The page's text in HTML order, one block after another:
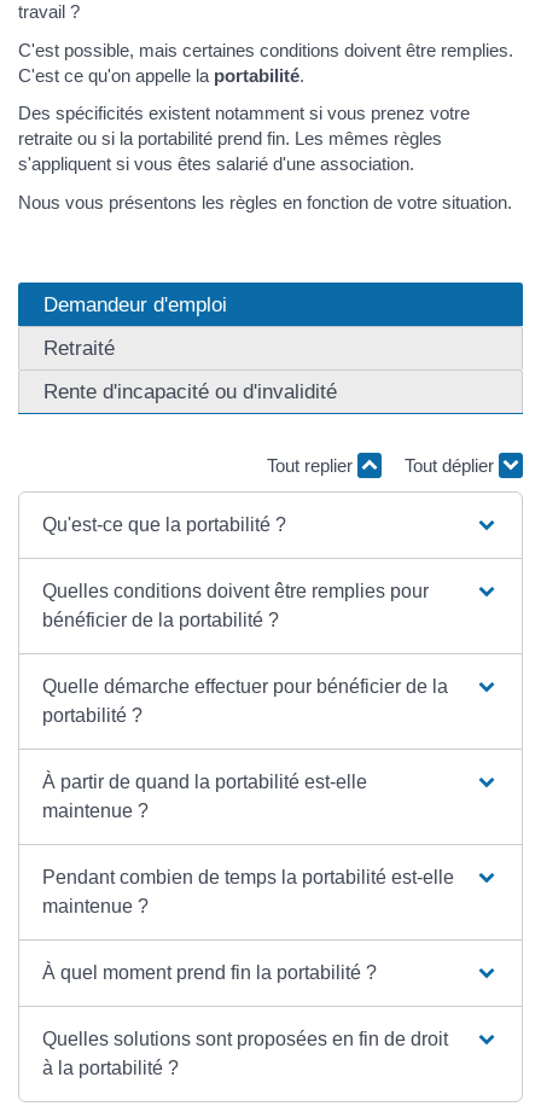
travail ?
C'est possible, mais certaines conditions doivent être remplies.
C'est ce qu'on appelle la portabilité.
Des spécificités existent notamment si vous prenez votre
retraite ou si la portabilité prend fin. Les mêmes règles
s'appliquent si vous êtes salarié d'une association.
Nous vous présentons les règles en fonction de votre situation.
Demandeur d'emploi
Retraité
Rente d'incapacité ou d'invalidité
Tout replier Tout déplier
Qu'est-ce que la portabilité ?
Quelles conditions doivent être remplies pour
bénéficier de la portabilité ?
Quelle démarche effectuer pour bénéficier de la
portabilité ?
À partir de quand la portabilité est-elle
maintenue ?
Pendant combien de temps la portabilité est-elle
maintenue ?
À quel moment prend fin la portabilité ?
Quelles solutions sont proposées en fin de droit
à la portabilité ?